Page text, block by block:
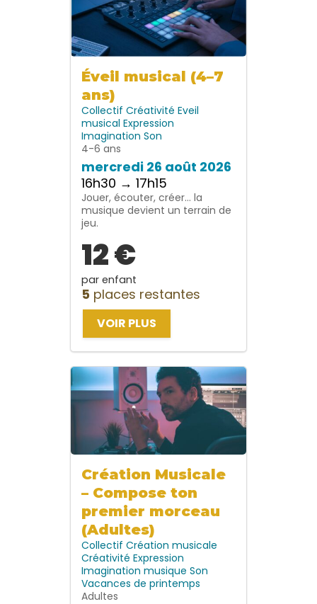
Éveil musical (4–7
ans)
Collectif Créativité Eveil
musical Expression
Imagination Son
4-6 ans
mercredi 26 août 2026
16h30 → 17h15
Jouer, écouter, créer… la
musique devient un terrain de
jeu.
12 €
par enfant
5 places restantes
VOIR PLUS
Création Musicale
– Compose ton
premier morceau
(Adultes)
Collectif Création musicale
Créativité Expression
Imagination musique Son
Vacances de printemps
Adultes